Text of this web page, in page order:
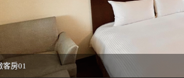
客房01